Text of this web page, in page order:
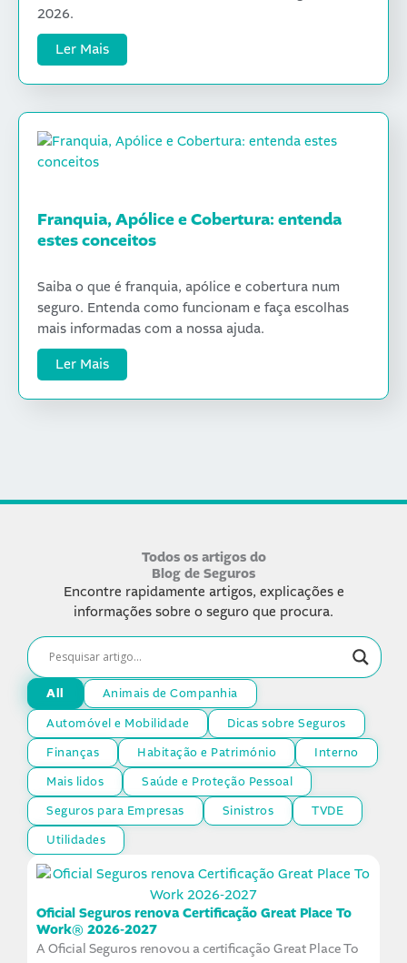
2026.
Ler Mais
Franquia, Apólice e Cobertura: entenda
estes conceitos
Saiba o que é franquia, apólice e cobertura num
seguro. Entenda como funcionam e faça escolhas
mais informadas com a nossa ajuda.
Ler Mais
Todos os artigos do
Blog de Seguros
Encontre rapidamente artigos, explicações e
informações sobre o seguro que procura.
Animais de Companhia
Automóvel e Mobilidade
Dicas sobre Seguros
Finanças
Habitação e Património
Interno
Mais lidos
Saúde e Proteção Pessoal
Seguros para Empresas
Sinistros
TVDE
Utilidades
All
Oficial Seguros renova Certificação Great Place To
Work® 2026-2027
A Oficial Seguros renovou a certificação Great Place To
PáginaPágina